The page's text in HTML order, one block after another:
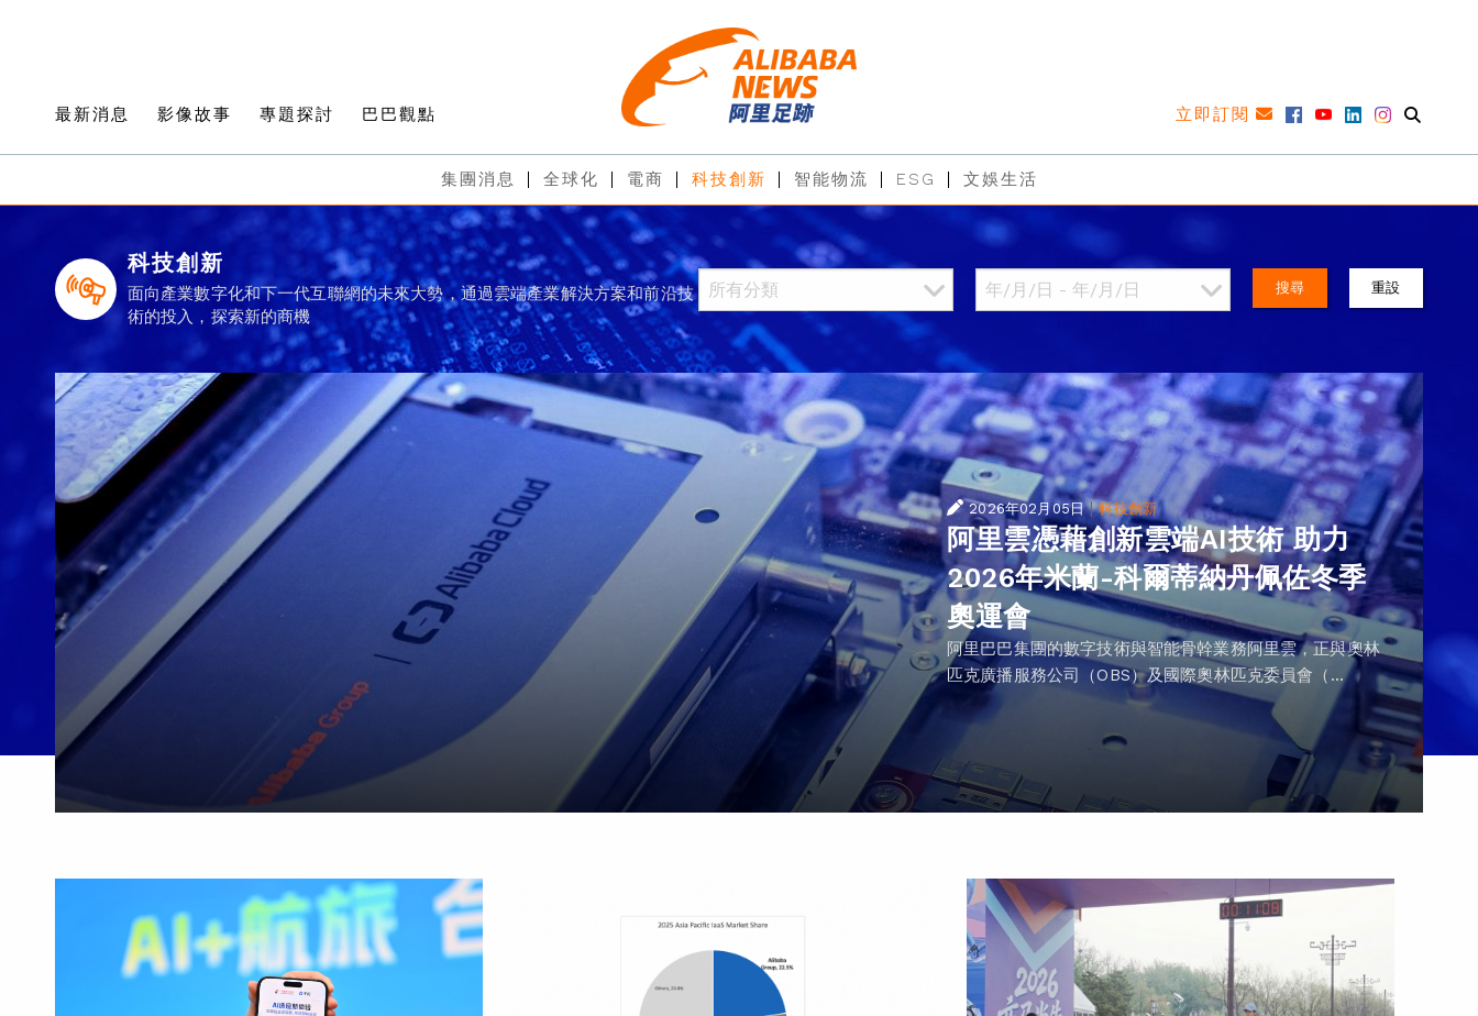
最新消息 影像故事 專題探討 巴巴觀點 立即訂閱
集團消息 全球化 電商 科技創新 智能物流 ESG 文娛生活
科技創新
面向產業數字化和下一代互聯網的未來大勢，通過雲端產業解決方案和前沿技
術的投入，探索新的商機
搜尋 重設
2026年02月05日 |科技創新
阿里雲憑藉創新雲端AI技術 助力
2026年米蘭-科爾蒂納丹佩佐冬季
奧運會
阿里巴巴集團的數字技術與智能骨幹業務阿里雲，正與奧林
匹克廣播服務公司（OBS）及國際奧林匹克委員會（...